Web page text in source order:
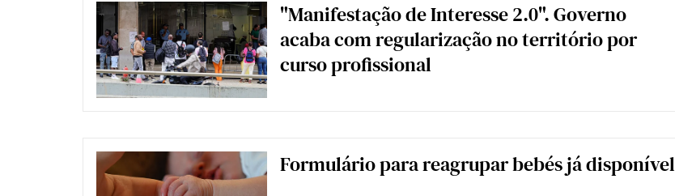
"Manifestação de Interesse 2.0". Governo
acaba com regularização no território por
curso profissional
Formulário para reagrupar bebés já disponível